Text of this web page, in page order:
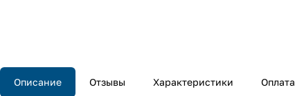
Описание Отзывы Характеристики Оплата